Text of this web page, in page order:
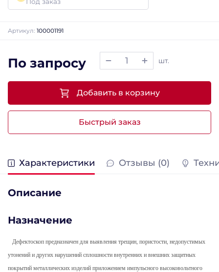
Под заказ
Артикул: 100001191
По запросу шт.
Быстрый заказ
Добавить в корзину
Характеристики Отзывы (0)
Описание
Назначение
Дефектоскоп предназначен для выявления трещин, пористости, недопустимых
утонений и других нарушений сплошности внутренних и внешних защитных
покрытий металлических изделий приложением импульсного высоковольтного